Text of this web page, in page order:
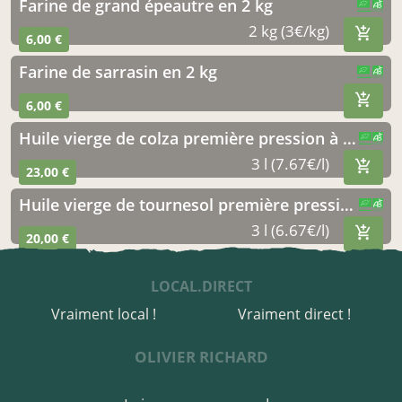
farine de grand épeautre en 2 kg
6,00 € 2 kg (3€/kg)
farine de sarrasin en 2 kg
6,00 €
huile vierge de colza première pression à froid. bib de 3 litres
23,00 € 3 l (7.67€/l)
huile vierge de tournesol première pression à froid. bib de 3 litres
20,00 € 3 l (6.67€/l)
LOCAL.DIRECT
Vraiment local !
Vraiment direct !
OLIVIER RICHARD